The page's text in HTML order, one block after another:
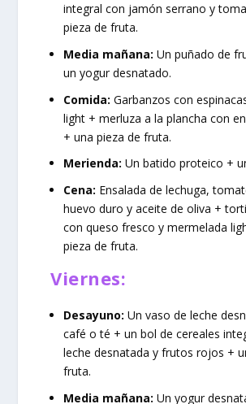
integral con jamón serrano y
pieza de fruta.
Media mañana: Un puñado de
un yogur desnatado.
Comida: Garbanzos con
light + merluza a la plancha con
+ una pieza de fruta.
Merienda: Un batido proteico +
Cena: Ensalada de lechuga,
huevo duro y aceite de oliva +
con queso fresco y mermelada
pieza de fruta.
Viernes:
Desayuno: Un vaso de leche
café o té + un bol de cereales
leche desnatada y frutos rojos +
fruta.
Media mañana: Un yogur